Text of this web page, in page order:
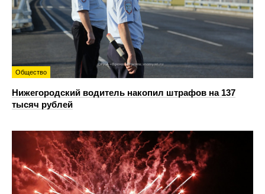
Общество
Нижегородский водитель накопил штрафов на 137
тысяч рублей